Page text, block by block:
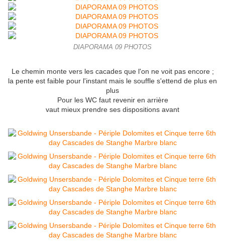
DIAPORAMA 09 PHOTOS
Le chemin monte vers les cacades que l'on ne voit pas encore ;
la pente est faible pour l'instant mais le souffle s'ettend de plus en
plus
Pour les WC faut revenir en arrière
vaut mieux prendre ses dispositions avant